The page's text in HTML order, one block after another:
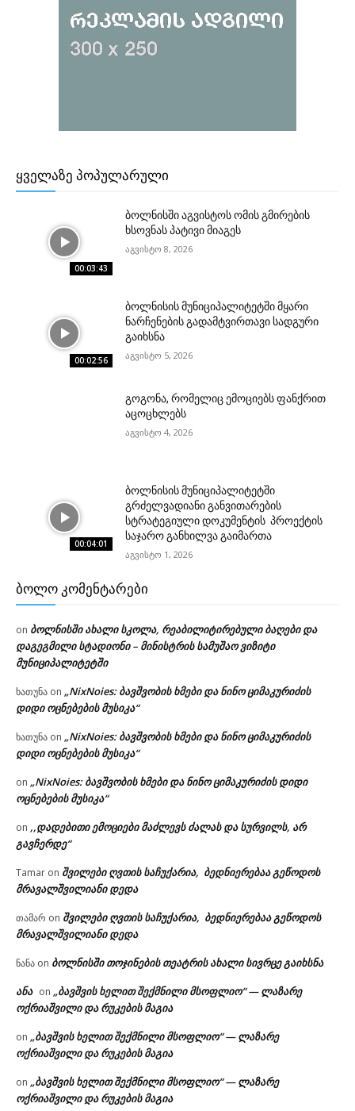
ᲧᲕᲔᲚᲐᲖᲔ ᲞᲝᲞᲣᲚᲐᲠᲣᲚᲘ
00:03:43
ბოლნისში აგვისტოს ომის გმირების
ხსოვნას პატივი მიაგეს
აგვისტო 8, 2026
00:02:56
ბოლნისის მუნიციპალიტეტში მყარი
ნარჩენების გადამტვირთავი სადგური
გაიხსნა
აგვისტო 5, 2026
გოგონა, რომელიც ემოციებს ფანქრით
აცოცხლებს
აგვისტო 4, 2026
00:04:01
ბოლნისის მუნიციპალიტეტში
გრძელვადიანი განვითარების
სტრატეგიული დოკუმენტის პროექტის
საჯარო განხილვა გაიმართა
აგვისტო 1, 2026
ᲑᲝᲚᲝ ᲙᲝᲛᲔᲜᲢᲐᲠᲔᲑᲘ
on ბოლნისში ახალი სკოლა, რეაბილიტირებული ბაღები და
დაგეგმილი სტადიონი – მინისტრის სამუშაო ვიზიტი
მუნიციპალიტეტში
ხათუნა on „NixNoies: ბავშვობის ხმები და ნინო ციმაკურიძის
დიდი ოცნებების მუსიკა“
ხათუნა on „NixNoies: ბავშვობის ხმები და ნინო ციმაკურიძის
დიდი ოცნებების მუსიკა“
on „NixNoies: ბავშვობის ხმები და ნინო ციმაკურიძის დიდი
ოცნებების მუსიკა“
on ,,დადებითი ემოციები მაძლევს ძალას და სურვილს, არ
გავჩერდე“
Tamar on შვილები ღვთის საჩუქარია, ბედნიერებაა გეწოდოს
მრავალშვილიანი დედა
თამარ on შვილები ღვთის საჩუქარია, ბედნიერებაა გეწოდოს
მრავალშვილიანი დედა
ნანა on ბოლნისში თოჯინების თეატრის ახალი სივრცე გაიხსნა
ანა on „ბავშვის ხელით შექმნილი მსოფლიო“ — ლაზარე
ოქრიაშვილი და რუკების მაგია
on „ბავშვის ხელით შექმნილი მსოფლიო“ — ლაზარე
ოქრიაშვილი და რუკების მაგია
on „ბავშვის ხელით შექმნილი მსოფლიო“ — ლაზარე
ოქრიაშვილი და რუკების მაგია